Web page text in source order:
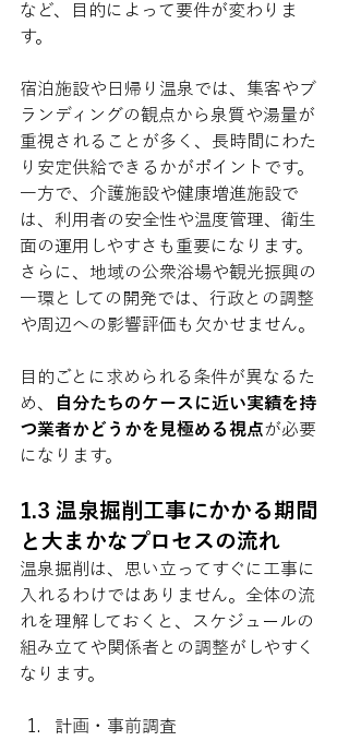
など、目的によって要件が変わりま
す。
宿泊施設や日帰り温泉では、集客やブ
ランディングの観点から泉質や湯量が
重視されることが多く、長時間にわた
り安定供給できるかがポイントです。
一方で、介護施設や健康増進施設で
は、利用者の安全性や温度管理、衛生
面の運用しやすさも重要になります。
さらに、地域の公衆浴場や観光振興の
一環としての開発では、行政との調整
や周辺への影響評価も欠かせません。
目的ごとに求められる条件が異なるた
め、
自分たちのケースに近い実績を持
つ業者かどうかを見極める視点が必要
になります。
1.3 温泉掘削工事にかかる期間
と大まかなプロセスの流れ
温泉掘削は、思い立ってすぐに工事に
入れるわけではありません。全体の流
れを理解しておくと、スケジュールの
組み立てや関係者との調整がしやすく
なります。
計画・事前調査